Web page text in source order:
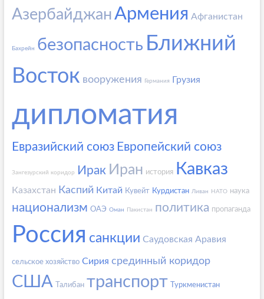
АзербайджанАрмения Афганистан
Бахрейн безопасность Ближний
Восток вооружения Германия Грузия
дипломатия
Евразийский союз Европейский союз
Зангезурский коридор Ирак Иран история Кавказ
Казахстан Каспий Китай Кувейт Курдистан Ливан НАТО наука
национализм ОАЭ Оман Пакистан политика пропаганда
Россия санкции Саудовская Аравия
сельское хозяйство Сирия срединный коридор
США Талибан транспорт Туркменистан